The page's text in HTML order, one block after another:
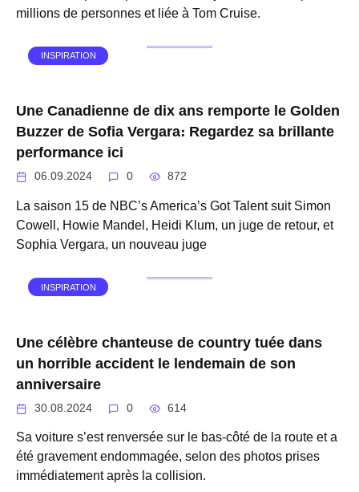
millions de personnes et liée à Tom Cruise.
INSPIRATION
Une Canadienne de dix ans remporte le Golden
Buzzer de Sofia Vergara։ Regardez sa brillante
performance ici
06.09.2024 0 872
La saison 15 de NBC’s America’s Got Talent suit Simon
Cowell, Howie Mandel, Heidi Klum, un juge de retour, et
Sophia Vergara, un nouveau juge
INSPIRATION
Une célèbre chanteuse de country tuée dans
un horrible accident le lendemain de son
anniversaire
30.08.2024 0 614
Sa voiture s’est renversée sur le bas-côté de la route et a
été gravement endommagée, selon des photos prises
immédiatement après la collision.